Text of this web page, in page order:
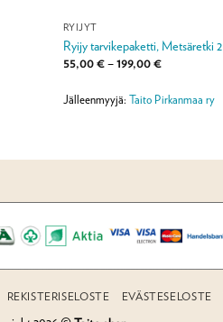
RYIJYT
Ryijy tarvikepaketti, Metsäretki 2
55,00€–199,00€Hintaluokka:
199,00 €
Jälleenmyyjä: Taito Pirkanmaa ry
REKISTERISELOSTE EVÄSTESELOSTE